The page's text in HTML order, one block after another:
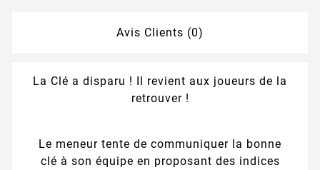
Avis Clients (0)
La Clé a disparu ! Il revient aux joueurs de la
retrouver !
Le meneur tente de communiquer la bonne
clé à son équipe en proposant des indices